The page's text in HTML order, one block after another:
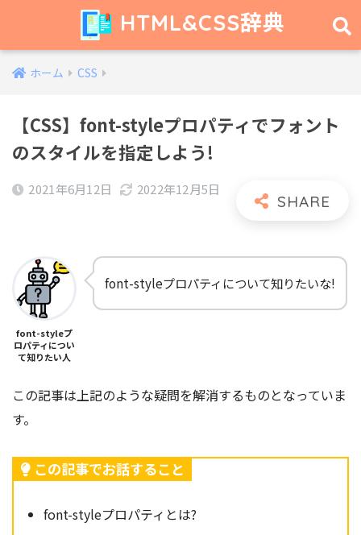
HTML&CSS辞典
ホーム CSS
【CSS】font-styleプロパティでフォント
のスタイルを指定しよう!
2021年6月12日 2022年12月5日
font-styleプ
ロパティについ
て知りたい人
font-styleプロパティについて知りたいな!
この記事は上記のような疑問を解消するものとなっていま
す。
この記事でお話すること
font-styleプロパティとは?